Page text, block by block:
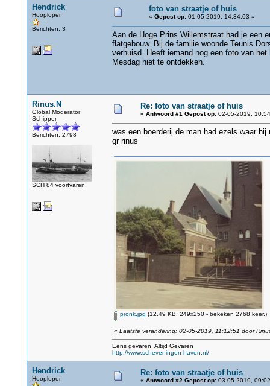
Hendrick
Hooploper
Berichten: 3
foto van straatje of huis
« Gepost op:01-05-2019, 14:34:03 »
Aan de Hoge Prins Willemstraat had je een
flatgebouw. Bij de familie woonde Teunis
verhuisd. Heeft iemand nog een foto van
Mesdag niet te ontdekken.
Rinus.N
Global Moderator
Schipper
Berichten: 2798
SCH 84 voortvaren
Re: foto van straatje of huis
« Antwoord #1 Gepost op:02-05-2019,
was een boerderij de man had ezels waar hij
gr rinus
pronk.jpg (12.49 KB, 249x250 - bekeken 2768 keer.)
« Laatste verandering: 02-05-2019, 11:12:51 door
Eens gevaren Altijd Gevaren
http://www.scheveningen-haven.nl/
Hendrick
Hooploper
Re: foto van straatje of huis
« Antwoord #2 Gepost op:03-05-2019,